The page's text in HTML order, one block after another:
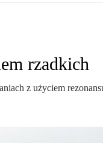
rzadkich
z użyciem